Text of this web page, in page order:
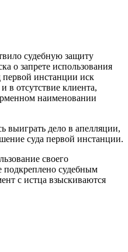
судебную защиту
о запрете использования
инстанции иск
в отсутствие клиента,
наименовании
выиграть дело в апелляции,
суда первой инстанции.
своего
подкреплено судебным
с истца взыскиваются